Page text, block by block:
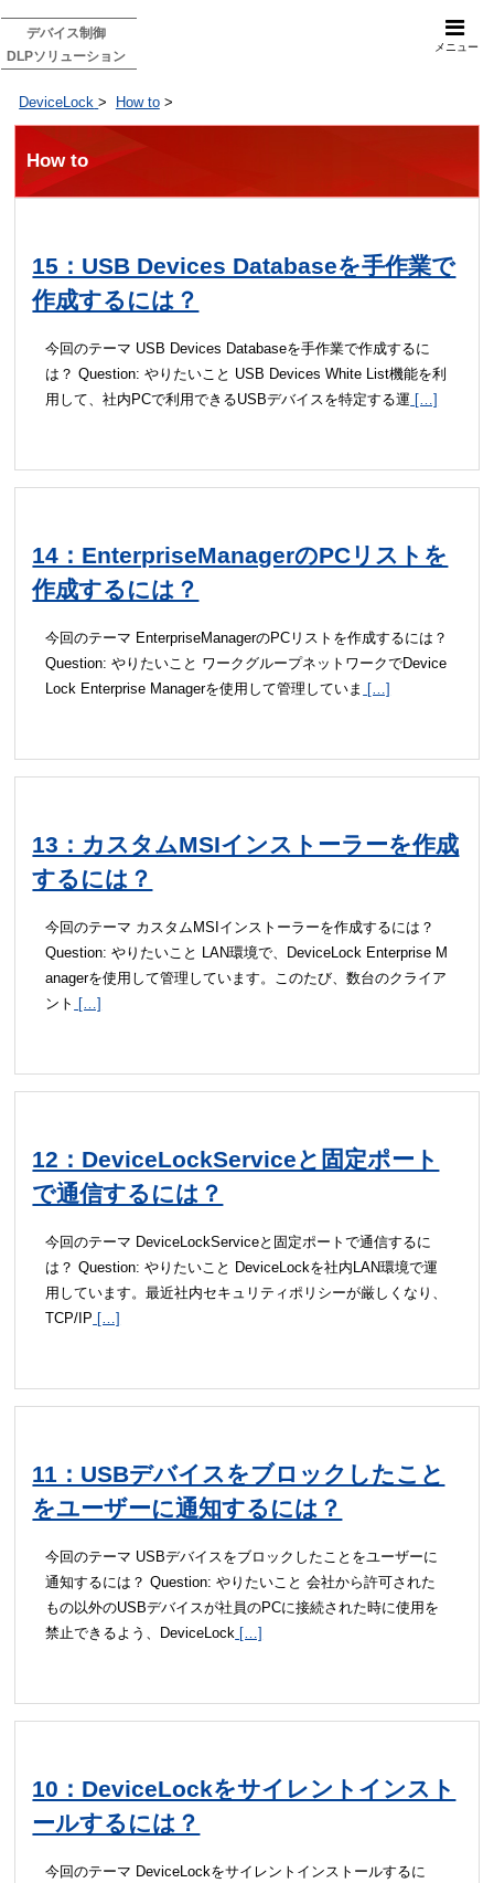
メニュー
デバイス制御
DLPソリューション
DeviceLock > How to>
How to
15：USB Devices Databaseを手作業で
作成するには？
今回のテーマ USB Devices Databaseを手作業で作成するに
は？ Question: やりたいこと USB Devices White List機能を利
用して、社内PCで利用できるUSBデバイスを特定する運 […]
14：EnterpriseManagerのPCリストを
作成するには？
今回のテーマ EnterpriseManagerのPCリストを作成するには？
Question: やりたいこと ワークグループネットワークでDevice
Lock Enterprise Managerを使用して管理していま […]
13：カスタムMSIインストーラーを作成
するには？
今回のテーマ カスタムMSIインストーラーを作成するには？
Question: やりたいこと LAN環境で、DeviceLock Enterprise M
anagerを使用して管理しています。このたび、数台のクライア
ント […]
12：DeviceLockServiceと固定ポート
で通信するには？
今回のテーマ DeviceLockServiceと固定ポートで通信するに
は？ Question: やりたいこと DeviceLockを社内LAN環境で運
用しています。最近社内セキュリティポリシーが厳しくなり、
TCP/IP […]
11：USBデバイスをブロックしたこと
をユーザーに通知するには？
今回のテーマ USBデバイスをブロックしたことをユーザーに
通知するには？ Question: やりたいこと 会社から許可された
もの以外のUSBデバイスが社員のPCに接続された時に使用を
禁止できるよう、DeviceLock […]
10：DeviceLockをサイレントインスト
ールするには？
今回のテーマ DeviceLockをサイレントインストールするに